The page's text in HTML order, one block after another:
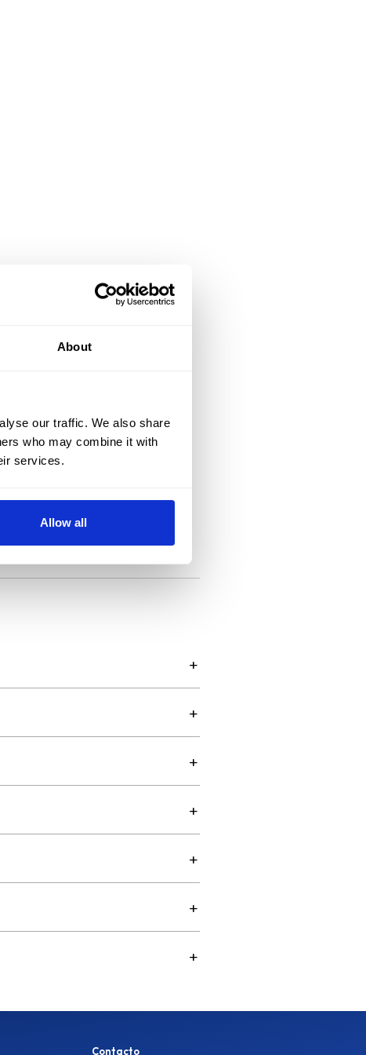
About
our traffic. We also share
who may combine it with
services.
Allow all
Contacto